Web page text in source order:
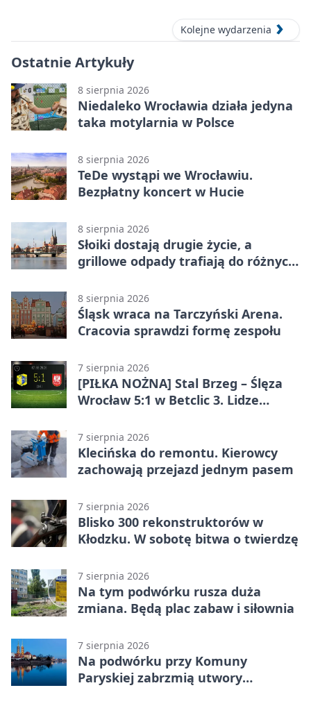
Kolejne wydarzenia
Ostatnie Artykuły
8 sierpnia 2026
Niedaleko Wrocławia działa jedyna
taka motylarnia w Polsce
8 sierpnia 2026
TeDe wystąpi we Wrocławiu.
Bezpłatny koncert w Hucie
8 sierpnia 2026
Słoiki dostają drugie życie, a
grillowe odpady trafiają do różnych
8 sierpnia 2026
Śląsk wraca na Tarczyński Arena.
Cracovia sprawdzi formę zespołu
7 sierpnia 2026
[PIŁKA NOŻNA] Stal Brzeg – Ślęza
Wrocław 5:1 w Betclic 3. Lidze
porażka wrocławian
7 sierpnia 2026
Klecińska do remontu. Kierowcy
zachowają przejazd jednym pasem
7 sierpnia 2026
Blisko 300 rekonstruktorów w
Kłodzku. W sobotę bitwa o twierdzę
7 sierpnia 2026
Na tym podwórku rusza duża
zmiana. Będą plac zabaw i siłownia
7 sierpnia 2026
Na podwórku przy Komuny
Paryskiej zabrzmią utwory